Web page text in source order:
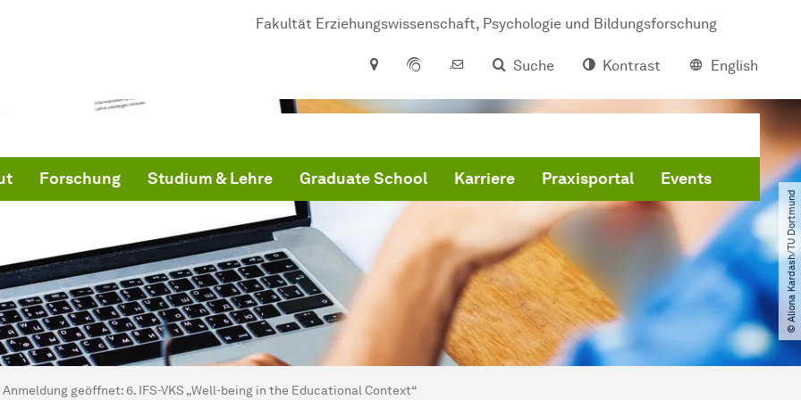
Fakultät Erziehungswissenschaft, Psychologie und Bildungsforschung
Suche
Kontrast English
Forschung Studium & Lehre Graduate School Karriere Praxisportal Events
© Aliona Kardash​/​TU Dortmund
hier:
Anmeldung geöffnet: 6. IFS-VKS „Well-being in the Educational Context“